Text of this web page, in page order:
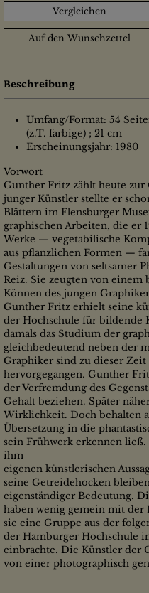
Vergleichen
Auf den Wunschzettel
Beschreibung
Umfang/Format: 54
(z.T. farbige) ; 21 cm
Erscheinungsjahr: 1980
Vorwort
Gunther Fritz zählt heute zur
junger Künstler stellte er
Blättern im Flensburger
graphischen Arbeiten, die er
Werke — vegetabilische
aus pflanzlichen Formen —
Gestaltungen von seltsamer
Reiz. Sie zeugten von einem
Können des jungen
Gunther Fritz erhielt seine
der Hochschule für bildende
damals das Studium der
gleichbedeutend neben der
Graphiker sind zu dieser
hervorgegangen. Gunther
der Verfremdung des
Gehalt beziehen. Später
Wirklichkeit. Doch behalten
Übersetzung in die
sein Frühwerk erkennen
ihm
eigenen künstlerischen
seine Getreidehocken
eigenständiger Bedeutung.
haben wenig gemein mit der
sie eine Gruppe aus der
der Hamburger Hochschule
einbrachte. Die Künstler der
von einer photographisch